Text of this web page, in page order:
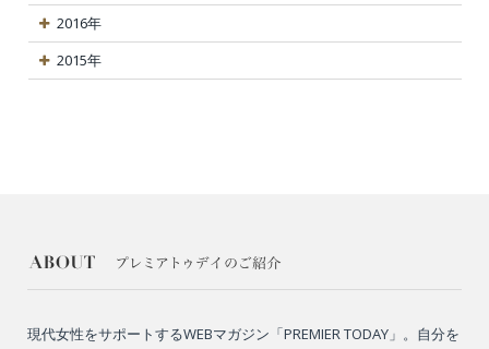
2016年
2015年
現代女性をサポートするWEBマガジン「PREMIER TODAY」。自分を